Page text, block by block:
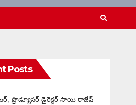
Posts
ప్రొడ్యూసర్ డైరెక్టర్ సాయి రాజేష్